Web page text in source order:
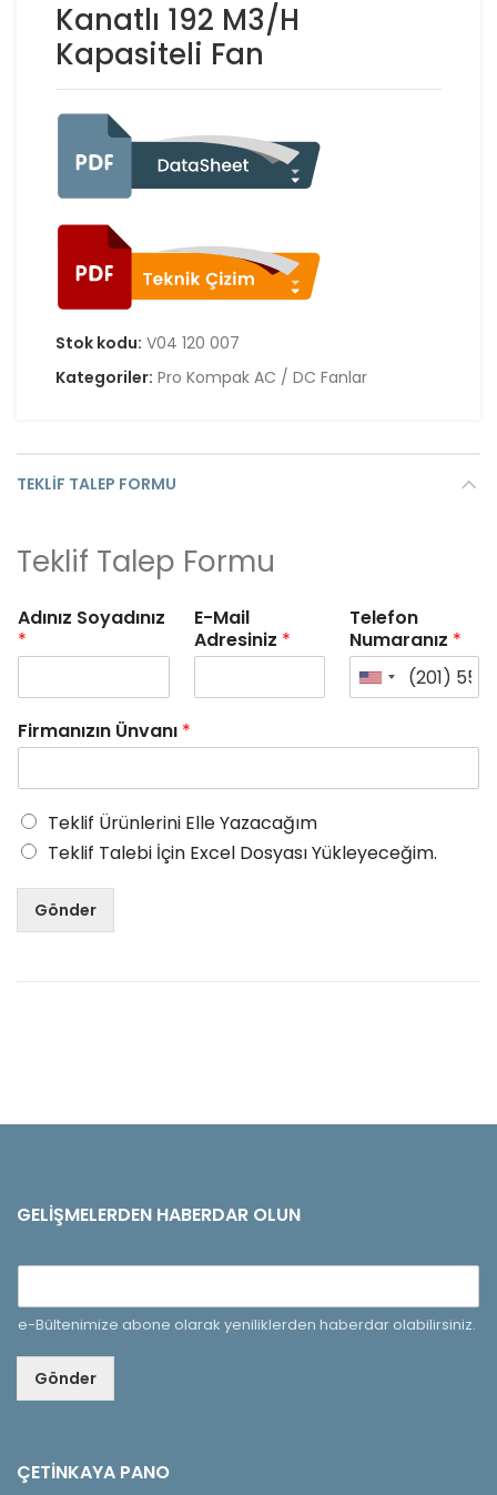
Kanatlı 192 M3/H
Kapasiteli Fan
Stok kodu: V04 120 007
Kategoriler: Pro Kompak AC / DC Fanlar
TEKLIF TALEP FORMU
Teklif Talep Formu
Adınız Soyadınız
*
E-Mail
Adresiniz *
Telefon
Numaranız *
Firmanızın Ünvanı *
Teklif Ürünlerini Elle Yazacağım
Teklif Talebi İçin Excel Dosyası Yükleyeceğim.
Gönder
GELIŞMELERDEN HABERDAR OLUN
e-Bültenimize abone olarak yeniliklerden haberdar olabilirsiniz.
Gönder
ÇETINKAYA PANO